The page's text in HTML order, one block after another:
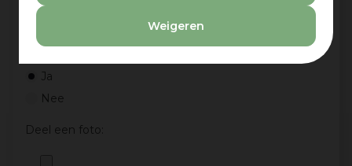
Weigeren
Ja
Nee
Deel een foto: